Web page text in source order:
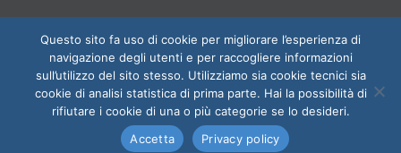
© 2026CNR-ILCAll Rights Reserved.
Amministrazione trasparente|Privacy e cookie policy
Master:webmaster@ilc.cnr.it
Questo sito fa uso di cookie per migliorare l’esperienza di
navigazione degli utenti e per raccogliere informazioni
sull’utilizzo del sito stesso. Utilizziamo sia cookie tecnici sia
cookie di analisi statistica di prima parte. Hai la possibilità di
rifiutare i cookie di una o più categorie se lo desideri.
Accetta
Privacy policy